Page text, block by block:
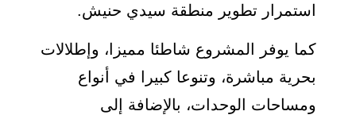
استمرار تطوير منطقة سيدي حنيش.
كما يوفر المشروع شاطئا مميزا، وإطلالات
بحرية مباشرة، وتنوعا كبيرا في أنواع
ومساحات الوحدات، بالإضافة إلى